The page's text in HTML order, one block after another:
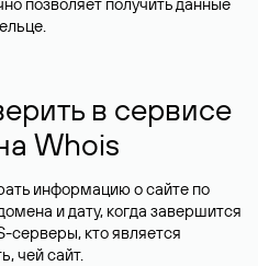
в сервисе
Whois
информацию о сайте по
и дату, когда завершится
серверы, кто является
чей сайт.